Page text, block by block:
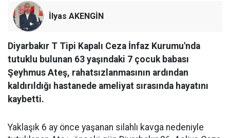
İlyas AKENGİN
Diyarbakır T Tipi Kapalı Ceza İnfaz Kurumu'nda
tutuklu bulunan 63 yaşındaki 7 çocuk babası
Şeyhmus Ateş, rahatsızlanmasının ardından
kaldırıldığı hastanede ameliyat sırasında hayatını
kaybetti.
Yaklaşık 6 ay önce yaşanan silahlı kavga nedeniyle